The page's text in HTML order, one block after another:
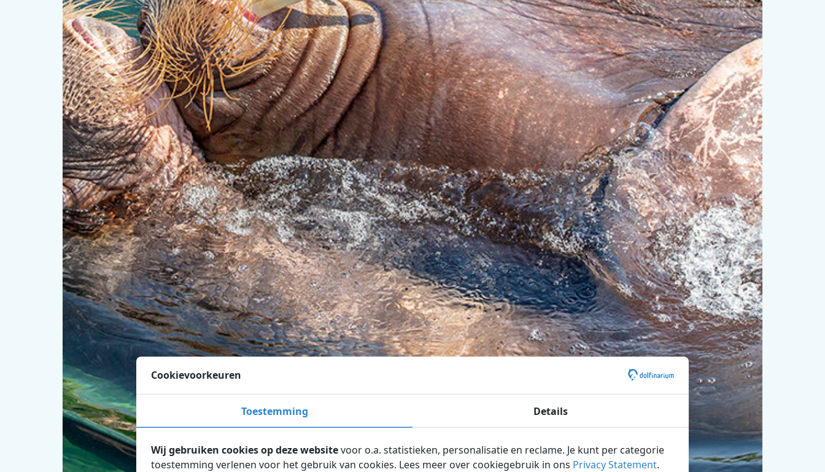
Cookievoorkeuren
Toestemming Details
Wij gebruiken cookies op deze websitevoor o.a. statistieken, personalisatie en reclame. Je kunt per categorie
toestemming verlenen voor het gebruik van cookies. Lees meer over cookiegebruik in ons Privacy Statement.